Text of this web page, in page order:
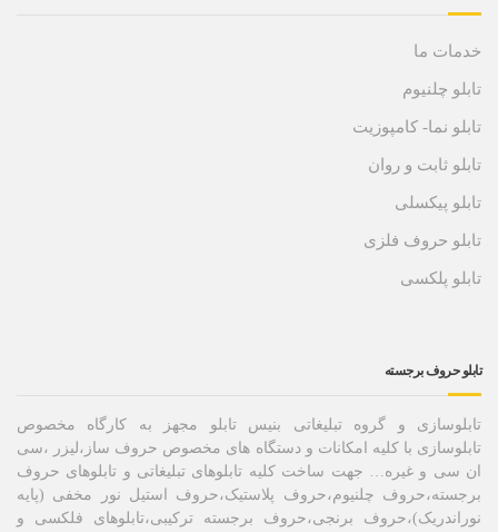
ما
چلنیوم
نما- کامپوزیت
ثابت و روان
پیکسلی
حروف فلزی
پلکسی
برجسته
و گروه تبلیغاتی بنیس تابلو مجهز به کارگاه مخصوص
با کلیه امکانات و دستگاه های مخصوص حروف ساز،لیزر ،سی
و غیره… جهت ساخت کلیه تابلوهای تبلیغاتی و تابلوهای حروف
چلنیوم،حروف پلاستیک،حروف استیل نور مخفی (پایه
برنجی،حروف برجسته ترکیبی،تابلوهای فلکسی و